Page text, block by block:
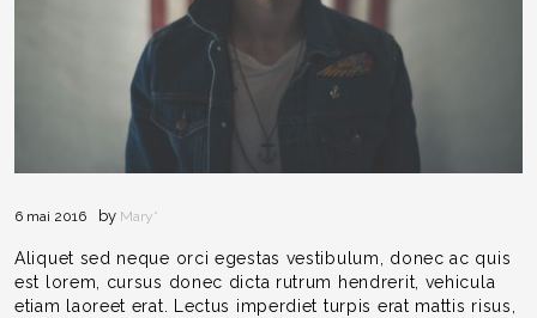
6 mai 2016 by Mary*
Aliquet sed neque orci egestas vestibulum, donec ac quis
est lorem, cursus donec dicta rutrum hendrerit, vehicula
etiam laoreet erat. Lectus imperdiet turpis erat mattis risus,